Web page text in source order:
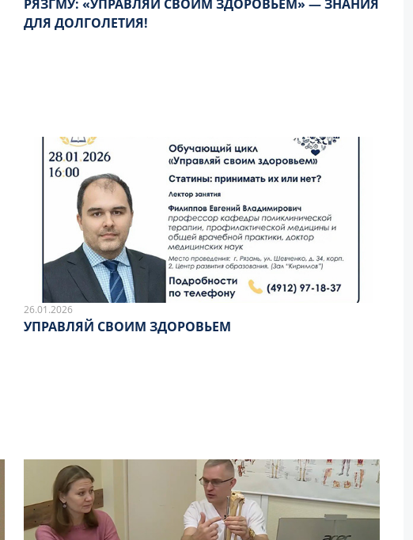
РЯЗГМУ: «УПРАВЛЯЙ СВОИМ ЗДОРОВЬЕМ» — ЗНАНИЯ
ДЛЯ ДОЛГОЛЕТИЯ!
26.01.2026
УПРАВЛЯЙ СВОИМ ЗДОРОВЬЕМ